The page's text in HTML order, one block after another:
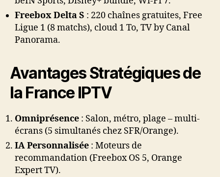
Freebox Delta S : 220 chaînes gratuites, Free
Ligue 1 (8 matchs), cloud 1 To, TV by Canal
Panorama.
Avantages Stratégiques de
la France IPTV
Omniprésence : Salon, métro, plage – multi-
écrans (5 simultanés chez SFR/Orange).
IA Personnalisée : Moteurs de
recommandation (Freebox OS 5, Orange
Expert TV).